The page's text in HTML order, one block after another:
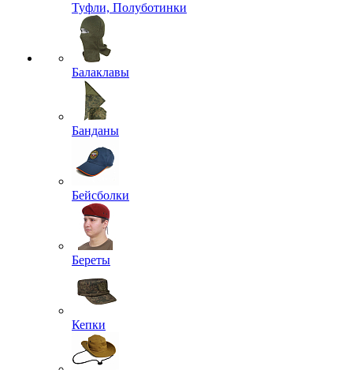
Туфли, Полуботинки
Балаклавы
Банданы
Бейсболки
Береты
Кепки